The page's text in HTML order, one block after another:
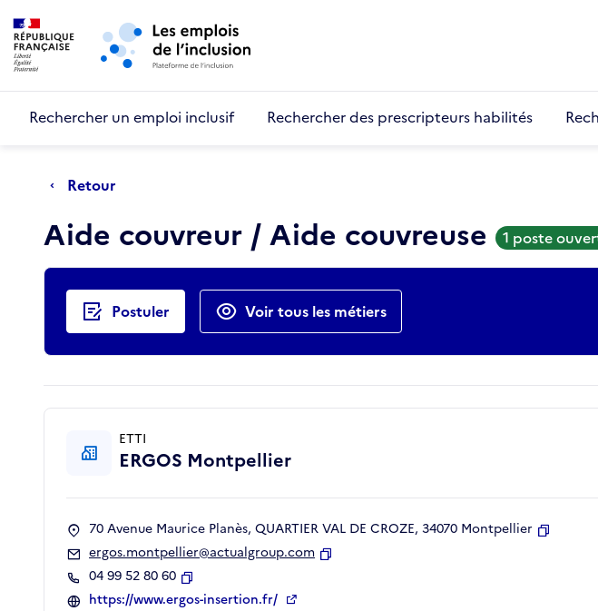
Aller au menu principal
Rechercher un emploi inclusif Rechercher des prescripteurs habilités
Retour
Aide couvreur / Aide couvreuse 1 poste
Actions rapides
Postuler Voir tous les métiers
ETTI
ERGOS Montpellier
70 Avenue Maurice Planès, QUARTIER VAL DE CROZE, 34070 Montpellier
ergos.montpellier@actualgroup.com
04 99 52 80 60
Copier
https://www.ergos-insertion.fr/